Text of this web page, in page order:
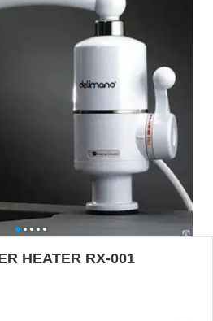
HEATER RX-001